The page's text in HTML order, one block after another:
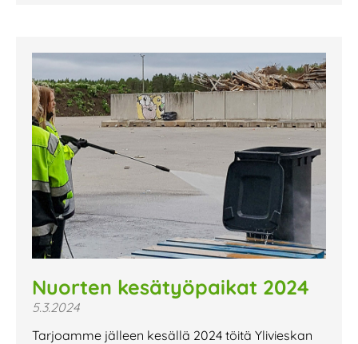
Nuorten kesätyöpaikat 2024
5.3.2024
Tarjoamme jälleen kesällä 2024 töitä Ylivieskan